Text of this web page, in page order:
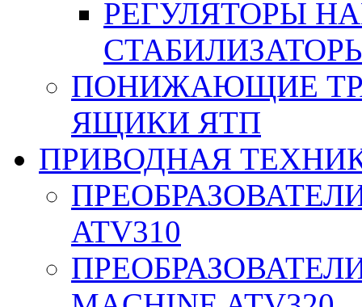
РЕГУЛЯТОРЫ
ПОНИЖАЮЩИЕ
ЯЩИКИ ЯТП
ПРИВОДНАЯ
ATV310